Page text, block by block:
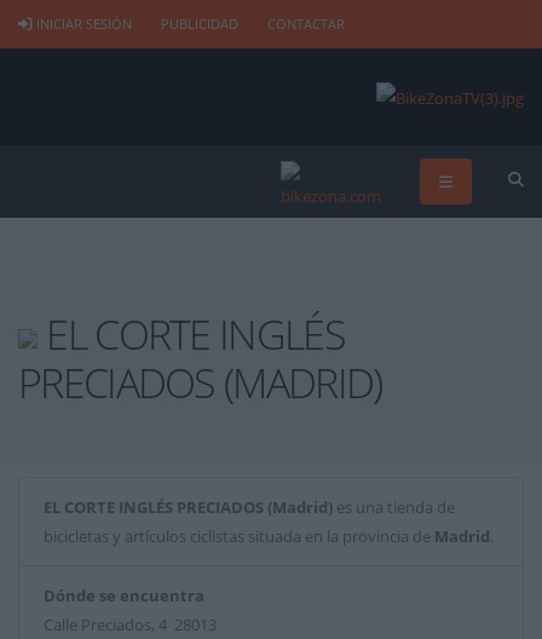
INICIAR SESIÓN PUBLICIDAD CONTACTAR
EL CORTE INGLÉS
PRECIADOS (MADRID)
EL CORTE INGLÉS PRECIADOS (Madrid) es una tienda de
bicicletas y artículos ciclistas situada en la provincia de Madrid.
Dónde se encuentra
Calle Preciados, 4 28013